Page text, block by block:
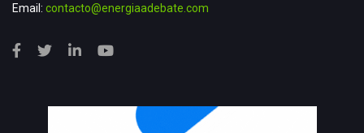
Email: contacto@energiaadebate.com